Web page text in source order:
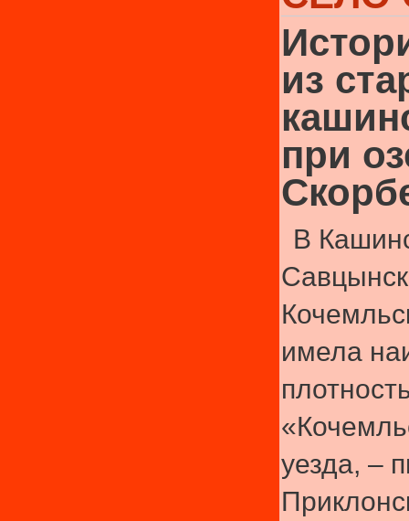
из
при
В
имела
уезда, –